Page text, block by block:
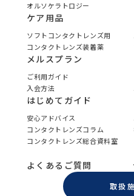
オルソケラトロジー
ケア用品
ソフトコンタクトレンズ用
コンタクトレンズ装着薬
メルスプラン
ご利用ガイド
入会方法
はじめてガイド
安心アドバイス
コンタクトレンズコラム
コンタクトレンズ総合資料室
よくあるご質問
取扱